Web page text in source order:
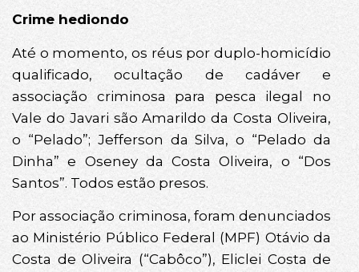
Crime hediondo
Até o momento, os réus por duplo-homicídio
qualificado, ocultação de cadáver e
associação criminosa para pesca ilegal no
Vale do Javari são Amarildo da Costa Oliveira,
o “Pelado”; Jefferson da Silva, o “Pelado da
Dinha” e Oseney da Costa Oliveira, o “Dos
Santos”. Todos estão presos.
Por associação criminosa, foram denunciados
ao Ministério Público Federal (MPF) Otávio da
Costa de Oliveira (“Cabôco”), Eliclei Costa de